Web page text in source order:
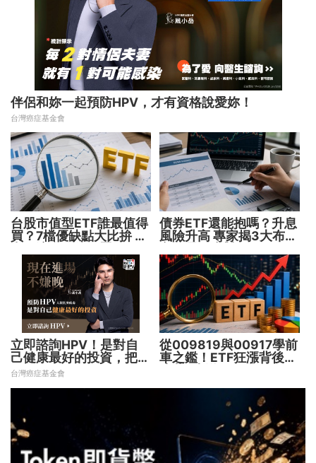
伴侶和妳一起預防HPV，才有資格說愛妳！
台灣癌症基金會
台股市值型ETF誰最值得
買？7檔優缺點大比拚 找
債券ETF還能抱嗎？升息
風險升高 專家揭3大布局
立即諮詢HPV！是對自
己健康最好的投資，把握
現在不嫌晚！
台灣癌症基金會
從009819與00917學前
車之鑑！ETF狂漲背後